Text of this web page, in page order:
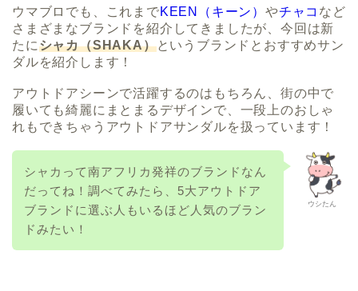
ウマブロでも、これまでKEEN（キーン）やチャコ など
さまざまなブランドを紹介してきましたが、今回は新
たにシャカ（SHAKA）というブランドとおすすめサン
ダルを紹介します！
アウトドアシーンで活躍するのはもちろん、街の中で
履いても綺麗にまとまるデザインで、一段上のおしゃ
れもできちゃうアウトドアサンダルを扱っています！
ウシたん
シャカって南アフリカ発祥のブランドなん
だってね！調べてみたら、5大アウトドア
ブランドに選ぶ人もいるほど人気のブラン
ドみたい！